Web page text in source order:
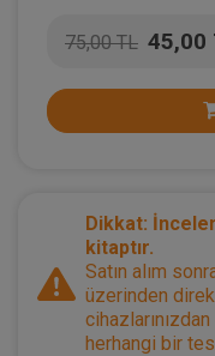
75,00 TL 45,00
Dikkat:
kitaptır.
Satın alım
üzerinden
herhangi bir